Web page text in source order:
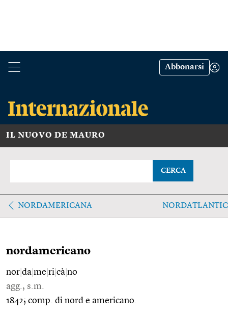
Abbonarsi
IL NUOVO DE MAURO
CERCA
NORDAMERICANA
nordamericano
nor da me ri cà no
agg., s.m.
1842; comp. di nord e americano.